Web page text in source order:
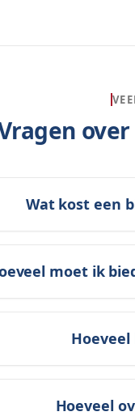
Wat kost een
moet ik
Hoeveel
Hoeveel